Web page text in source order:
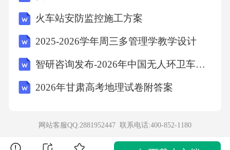
周岁可以完全民事行为能力？()A、16周岁B、1
8周岁C、20周岁D、22周岁答案：B解析：《民
法典》第十八条规定，自然人年满18周岁为完
全民事行为能力人，可以独立实施民事法律行
火车站安防监控施工方案
2025-2026学年周三多管理学教学设计
智研咨询发布-2026年中国无人环卫车行业市场运行态势及发展趋势预测报告
2026年甘肃高考地理试卷附答案
网站客服QQ:2881952447 联系电话:400-852-1180